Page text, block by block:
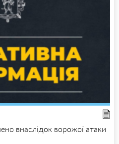
внаслідок ворожої атаки